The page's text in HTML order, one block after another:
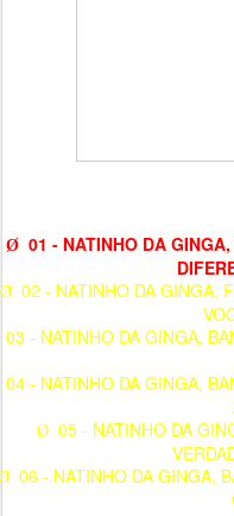
Ø 01 - NATINHO DA
Ø 02 - NATINHO DA GINGA,
03 - NATINHO DA GINGA,
04 - NATINHO DA GINGA,
Ø 05 - NATINHO DA
06 - NATINHO DA GINGA,